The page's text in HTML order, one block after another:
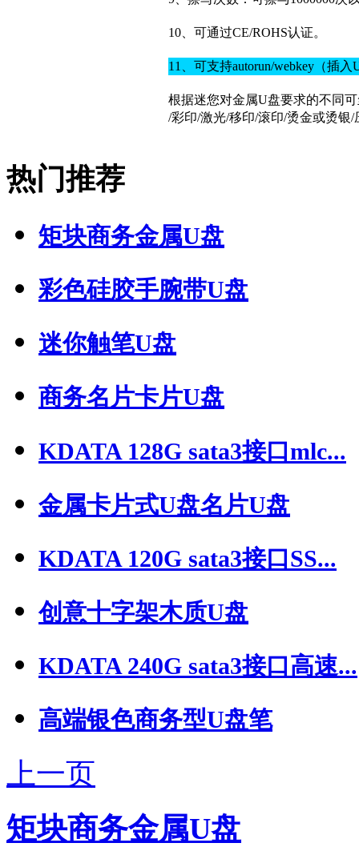
10、可通过CE/ROHS认证。
11、可支持autorun/webkey（插
根据迷您对金属U盘要求的不同
/彩印/激光/移印/滚印/烫金或烫银
热门推荐
矩块商务金属U盘
彩色硅胶手腕带U盘
迷你触笔U盘
商务名片卡片U盘
KDATA 128G sata3接口mlc...
金属卡片式U盘名片U盘
KDATA 120G sata3接口SS...
创意十字架木质U盘
KDATA 240G sata3接口高速...
高端银色商务型U盘笔
上一页
矩块商务金属U盘